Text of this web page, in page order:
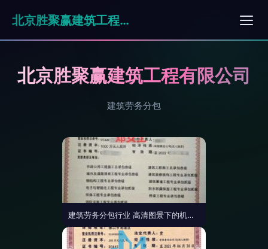
北京胜聚赢建筑工程有限公司
北京胜聚赢建筑工程有限公司
建筑劳务分包
建筑劳务分包行业 高清图景下的机遇与挑战